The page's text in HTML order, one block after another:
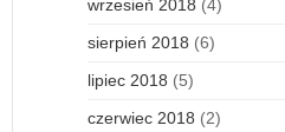
wrzesień 2018 (4)
sierpień 2018 (6)
lipiec 2018 (5)
czerwiec 2018 (2)